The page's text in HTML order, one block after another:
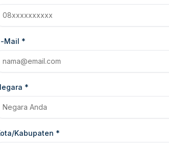
Mail *
*
Kabupaten *